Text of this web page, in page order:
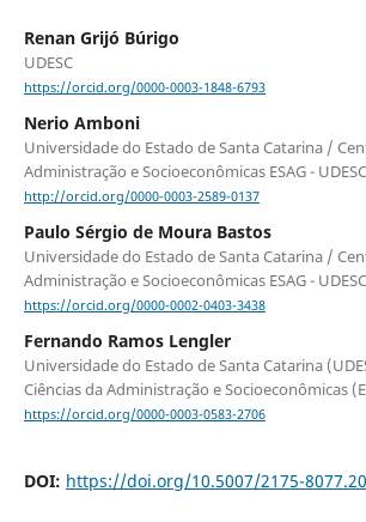
Renan Grijó Búrigo
UDESC
https://orcid.org/0000-0003-1848-6793
Nerio Amboni
Universidade do Estado de Santa Catarina /
Administração e Socioeconômicas ESAG - UDESC
http://orcid.org/0000-0003-2589-0137
Paulo Sérgio de Moura Bastos
Universidade do Estado de Santa Catarina /
Administração e Socioeconômicas ESAG - UDESC
https://orcid.org/0000-0002-0403-3438
Fernando Ramos Lengler
Universidade do Estado de Santa Catarina
Ciências da Administração e Socioeconômicas
https://orcid.org/0000-0003-0583-2706
DOI: https://doi.org/10.5007/2175-